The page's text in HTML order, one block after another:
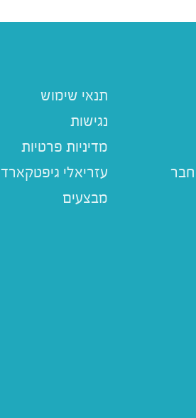
תנאי שימוש
נגישות
מדיניות פרטיות
עזריאלי גיפטקארד
מבצעים